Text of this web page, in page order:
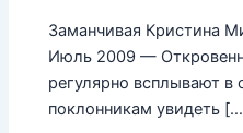
Заманчивая Кристина
Июль 2009 —
регулярно всплывают в
поклонникам увидеть